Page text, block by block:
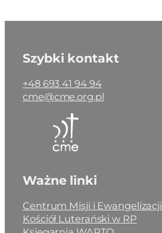
Szybki kontakt
+48 693 41 94 94
cme@cme.org.pl
Ważne linki
Centrum Misji i Ewangelizacji
Kościół Luterański w RP